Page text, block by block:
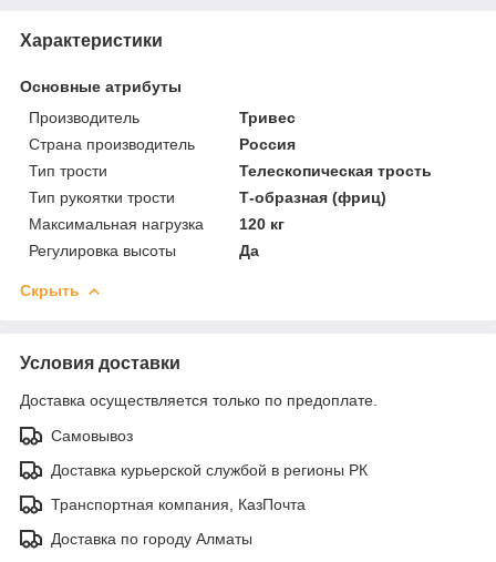
Характеристики
Основные атрибуты
Производитель
Тривес
Страна производитель
Россия
Тип трости
Телескопическая трость
Тип рукоятки трости
Т-образная (фриц)
Максимальная нагрузка
120 кг
Регулировка высоты
Да
Скрыть
Условия доставки
Доставка осуществляется только по предоплате.
Самовывоз
Доставка курьерской службой в регионы РК
Транспортная компания, КазПочта
Доставка по городу Алматы